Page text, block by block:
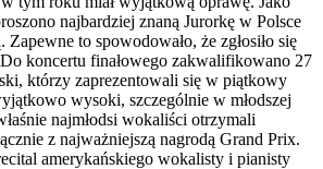
najbardziej znaną Jurorkę w Polsce
to spowodowało, że zgłosiło się
koncertu finałowego zakwalifikowano 27
którzy zaprezentowali się w piątkowy
wysoki, szczególnie w młodszej
najmłodsi wokaliści otrzymali
z najważniejszą nagrodą Grand Prix.
amerykańskiego wokalisty i pianisty